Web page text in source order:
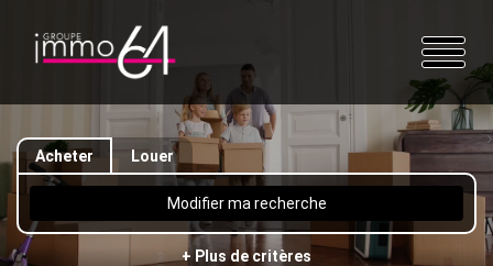
Acheter Louer
Modifier ma recherche
+ Plus de critères